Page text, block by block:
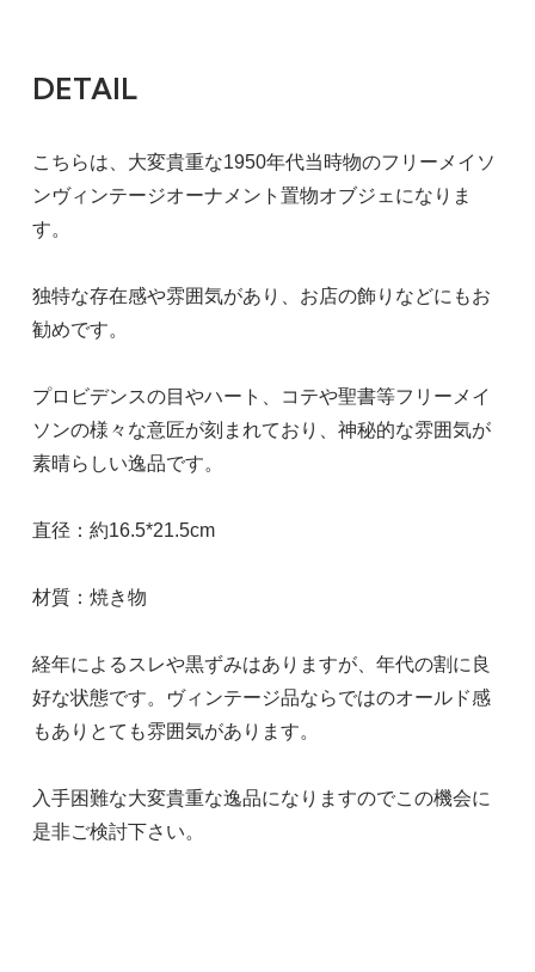
DETAIL
こちらは、大変貴重な1950年代当時物のフリーメイソ
ンヴィンテージオーナメント置物オブジェになりま
す。
独特な存在感や雰囲気があり、お店の飾りなどにもお
勧めです。
プロビデンスの目やハート、コテや聖書等フリーメイ
ソンの様々な意匠が刻まれており、神秘的な雰囲気が
素晴らしい逸品です。
直径：約16.5*21.5cm
材質：焼き物
経年によるスレや黒ずみはありますが、年代の割に良
好な状態です。ヴィンテージ品ならではのオールド感
もありとても雰囲気があります。
入手困難な大変貴重な逸品になりますのでこの機会に
是非ご検討下さい。